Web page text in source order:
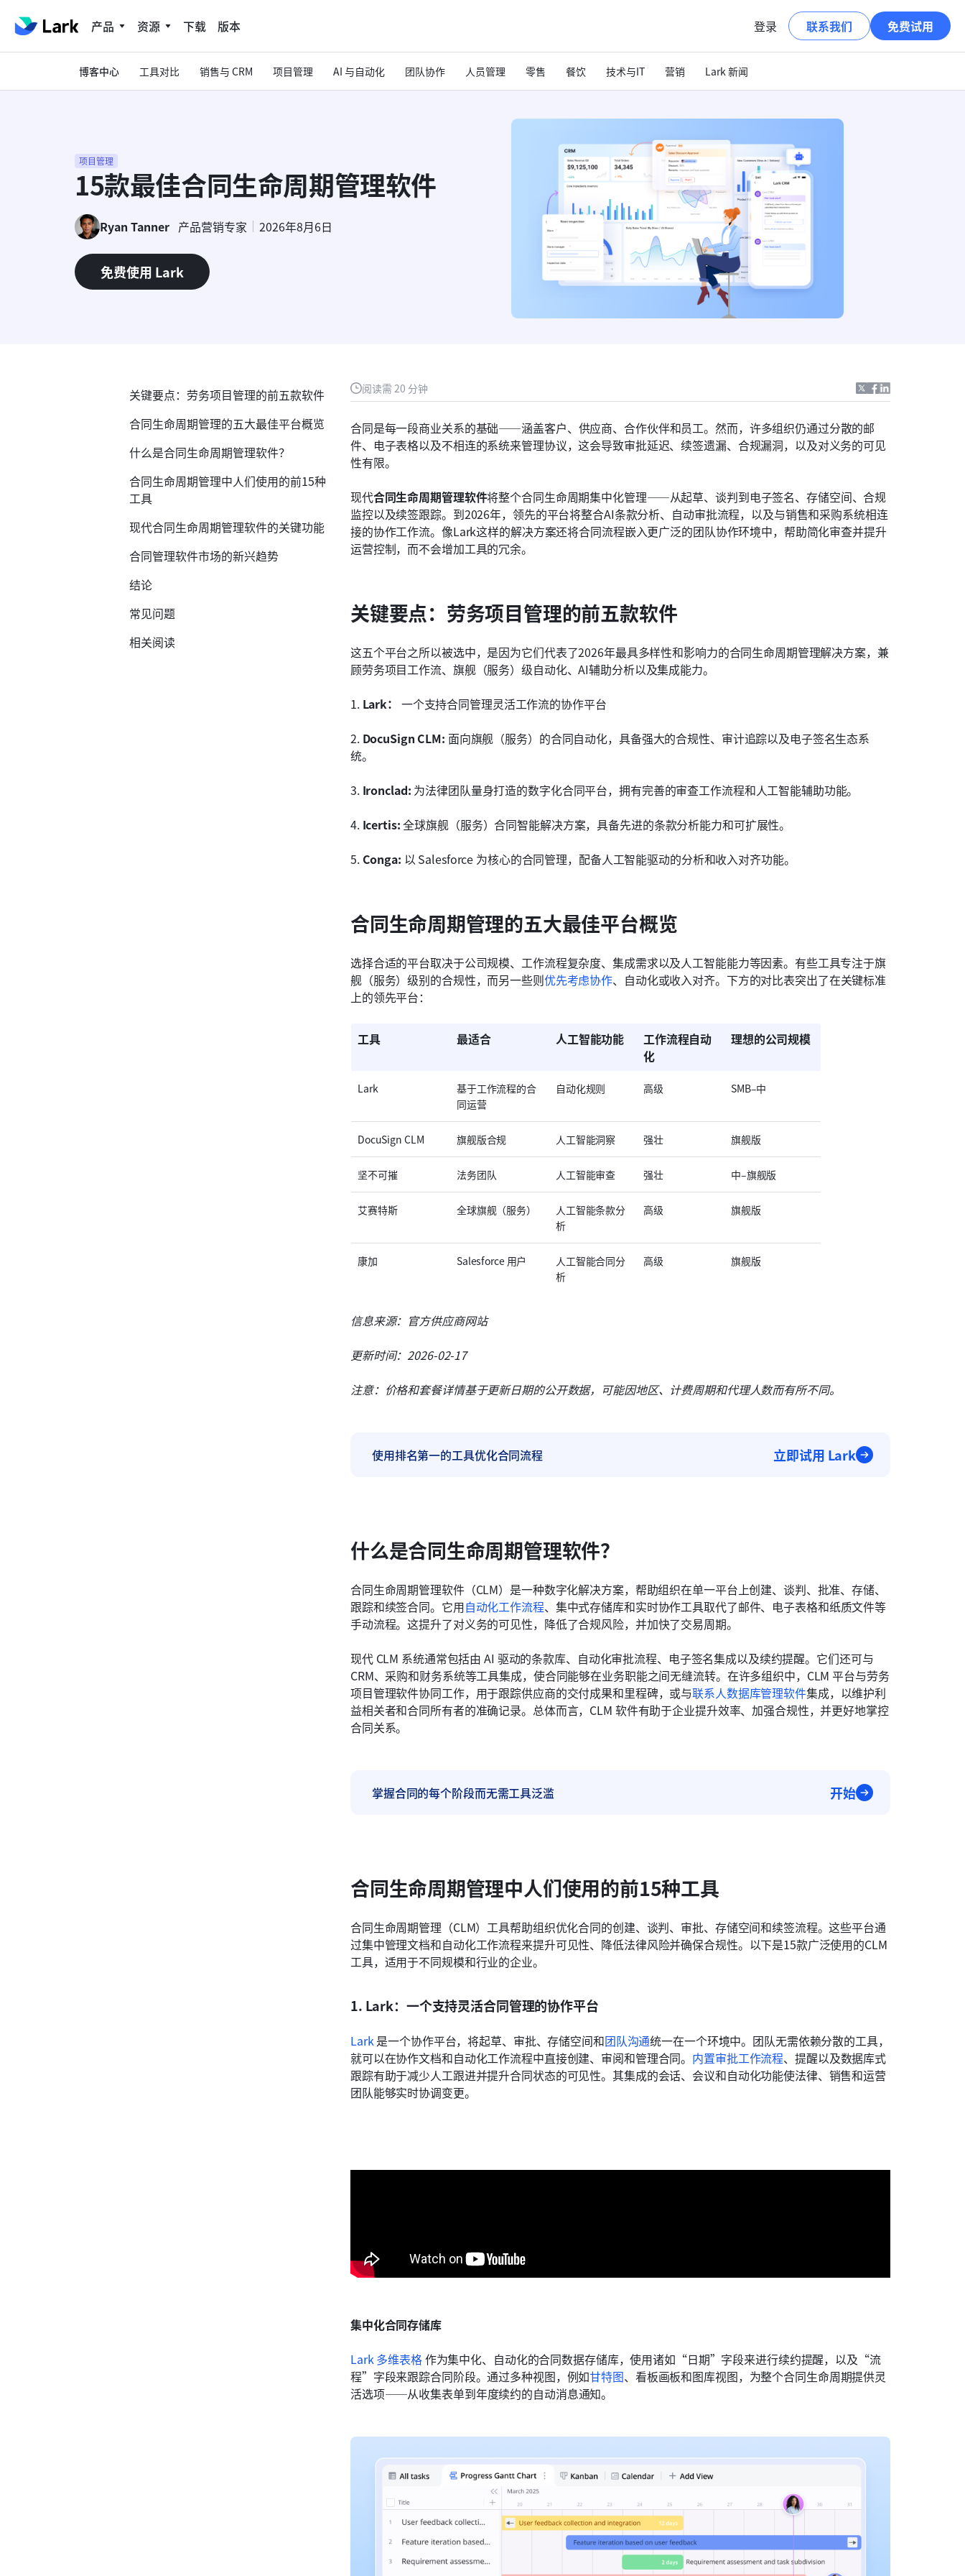
产品 资源 下载 版本 登录 联系我们 免费试用
博客中心 工具对比 销售与 CRM 项目管理 AI 与自动化 团队协作 人员管理 零售 餐饮 技术与IT 营销 Lark 新闻
项目管理
15款最佳合同生命周期管理软件
Ryan Tanner 产品营销专家 2026年8月6日
免费使用 Lark
阅读需 20 分钟
合同是每一段商业关系的基础——涵盖客户、供应商、合作伙伴和员工。然而，许多组织仍通过分散的邮
件、电子表格以及不相连的系统来管理协议，这会导致审批延迟、续签遗漏、合规漏洞，以及对义务的可见
性有限。
现代合同生命周期管理软件将整个合同生命周期集中化管理——从起草、谈判到电子签名、存储空间、合规
监控以及续签跟踪。到2026年，领先的平台将整合AI条款分析、自动审批流程，以及与销售和采购系统相连
接的协作工作流。像Lark这样的解决方案还将合同流程嵌入更广泛的团队协作环境中，帮助简化审查并提升
运营控制，而不会增加工具的冗余。
关键要点：劳务项目管理的前五款软件
这五个平台之所以被选中，是因为它们代表了2026年最具多样性和影响力的合同生命周期管理解决方案，兼
顾劳务项目工作流、旗舰（服务）级自动化、AI辅助分析以及集成能力。
1. Lark： 一个支持合同管理灵活工作流的协作平台
2. DocuSign CLM: 面向旗舰（服务）的合同自动化，具备强大的合规性、审计追踪以及电子签名生态系
统。
3. Ironclad: 为法律团队量身打造的数字化合同平台，拥有完善的审查工作流程和人工智能辅助功能。
4. Icertis: 全球旗舰（服务）合同智能解决方案，具备先进的条款分析能力和可扩展性。
5. Conga: 以 Salesforce 为核心的合同管理，配备人工智能驱动的分析和收入对齐功能。
合同生命周期管理的五大最佳平台概览
选择合适的平台取决于公司规模、工作流程复杂度、集成需求以及人工智能能力等因素。有些工具专注于旗
舰（服务）级别的合规性，而另一些则优先考虑协作、自动化或收入对齐。下方的对比表突出了在关键标准
上的领先平台：
工具 最适合 人工智能功能
工作流程自动
化
理想的公司规模
Lark
基于工作流程的合
同运营
自动化规则 高级 SMB–中
DocuSign CLM 旗舰版合规 人工智能洞察 强壮 旗舰版
坚不可摧 法务团队 人工智能审查 强壮 中–旗舰版
艾赛特斯 全球旗舰（服务）
人工智能条款分
析
高级 旗舰版
康加 Salesforce 用户
人工智能合同分
析
高级 旗舰版
信息来源：官方供应商网站
更新时间：2026-02-17
注意：价格和套餐详情基于更新日期的公开数据，可能因地区、计费周期和代理人数而有所不同。
使用排名第一的工具优化合同流程 立即试用 Lark
什么是合同生命周期管理软件？
合同生命周期管理软件（CLM）是一种数字化解决方案，帮助组织在单一平台上创建、谈判、批准、存储、
跟踪和续签合同。它用自动化工作流程、集中式存储库和实时协作工具取代了邮件、电子表格和纸质文件等
手动流程。这提升了对义务的可见性，降低了合规风险，并加快了交易周期。
现代 CLM 系统通常包括由 AI 驱动的条款库、自动化审批流程、电子签名集成以及续约提醒。它们还可与
CRM、采购和财务系统等工具集成，使合同能够在业务职能之间无缝流转。在许多组织中，CLM 平台与劳务
项目管理软件协同工作，用于跟踪供应商的交付成果和里程碑，或与联系人数据库管理软件集成，以维护利
益相关者和合同所有者的准确记录。总体而言，CLM 软件有助于企业提升效率、加强合规性，并更好地掌控
合同关系。
掌握合同的每个阶段而无需工具泛滥 开始
合同生命周期管理中人们使用的前15种工具
合同生命周期管理（CLM）工具帮助组织优化合同的创建、谈判、审批、存储空间和续签流程。这些平台通
过集中管理文档和自动化工作流程来提升可见性、降低法律风险并确保合规性。以下是15款广泛使用的CLM
工具，适用于不同规模和行业的企业。
1. Lark：一个支持灵活合同管理的协作平台
Lark 是一个协作平台，将起草、审批、存储空间和团队沟通统一在一个环境中。团队无需依赖分散的工具，
就可以在协作文档和自动化工作流程中直接创建、审阅和管理合同。 内置审批工作流程、提醒以及数据库式
跟踪有助于减少人工跟进并提升合同状态的可见性。其集成的会话、会议和自动化功能使法律、销售和运营
团队能够实时协调变更。
集中化合同存储库
Lark 多维表格 作为集中化、自动化的合同数据存储库，使用诸如“日期”字段来进行续约提醒，以及“流
程”字段来跟踪合同阶段。通过多种视图，例如甘特图、看板画板和图库视图，为整个合同生命周期提供灵
活选项——从收集表单到年度续约的自动消息通知。
关键要点：劳务项目管理的前五款软件
合同生命周期管理的五大最佳平台概览
什么是合同生命周期管理软件？
合同生命周期管理中人们使用的前15种
工具
现代合同生命周期管理软件的关键功能
合同管理软件市场的新兴趋势
结论
常见问题
相关阅读